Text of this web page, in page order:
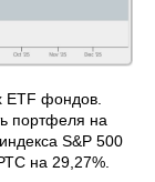
ETF фондов.
портфеля на
S&P 500
на 29,27%.